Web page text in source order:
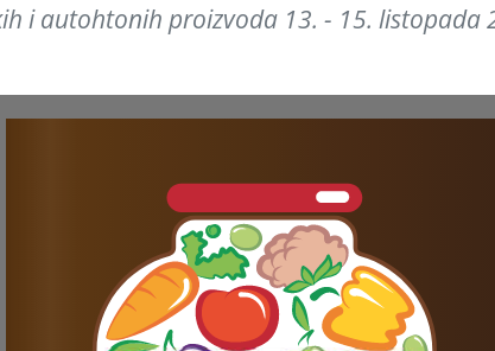
i autohtonih proizvoda 13. - 15. listopada